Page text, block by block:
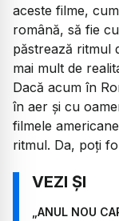
aceste filme,
română, să fie
păstrează ritmul
mai mult de
Dacă acum în
în aer și cu
filmele
ritmul. Da, poți
„ANUL NOU